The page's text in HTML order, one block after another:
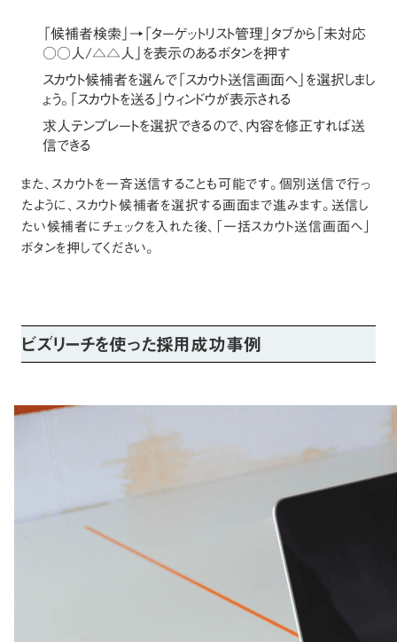
「候補者検索」→「ターゲットリスト管理」タブから「未対応
○○人/△△人」を表示のあるボタンを押す
スカウト候補者を選んで「スカウト送信画面へ」を選択しまし
ょう。「スカウトを送る」ウィンドウが表示される
求人テンプレートを選択できるので、内容を修正すれば送
信できる
また、スカウトを一斉送信することも可能です。個別送信で行っ
たように、スカウト候補者を選択する画面まで進みます。送信し
たい候補者にチェックを入れた後、「一括スカウト送信画面へ」
ボタンを押してください。
ビズリーチを使った採用成功事例